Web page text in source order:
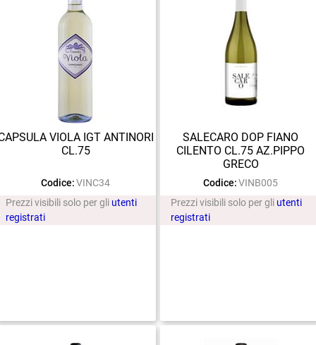
VIOLA IGT ANTINORI
CL.75
Codice: VINC34
Prezzi visibili solo per gli utenti
registrati
SALECARO DOP FIANO
CILENTO CL.75 AZ.PIPPO
GRECO
Codice: VINB005
Prezzi visibili solo per gli utenti
registrati